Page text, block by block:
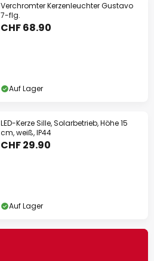
Verchromter Kerzenleuchter Gustavo
7-flg.
CHF 68.90
Auf Lager
LED-Kerze Sille, Solarbetrieb, Höhe 15
cm, weiß, IP44
CHF 29.90
Auf Lager